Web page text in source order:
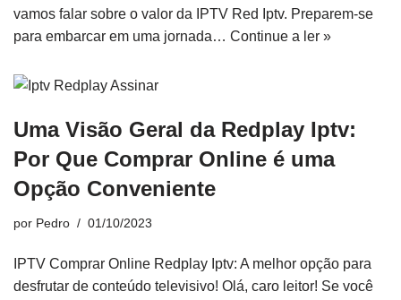
vamos falar sobre o valor da IPTV Red Iptv. Preparem-se
para embarcar em uma jornada… Continue a ler »
Uma Visão Geral da Redplay Iptv:
Por Que Comprar Online é uma
Opção Conveniente
por Pedro 01/10/2023
IPTV Comprar Online Redplay Iptv: A melhor opção para
desfrutar de conteúdo televisivo! Olá, caro leitor! Se você